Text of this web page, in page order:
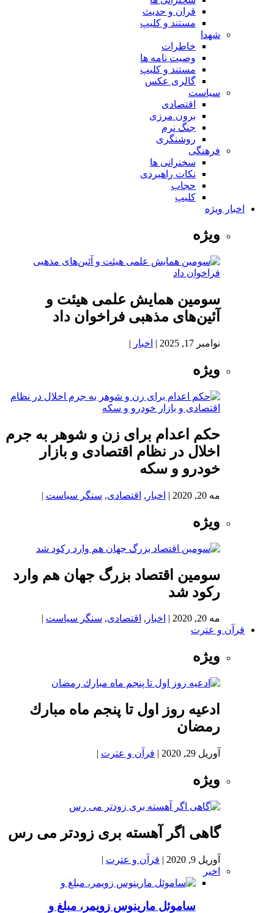
قران و حدیث
مستند و کلیپ
شهدا
خاطرات
وصیت نامه ها
مستند و کلیپ
گالری عکس
سیاست
اقتصادی
برون مرزی
جنگ نرم
روشنگری
فرهنگی
سخنرانی ها
نکات راهبردی
حجاب
کلیپ
اخبار ویژه
ویژه
سومین همایش علمی هیئت و
آئین‌های مذهبی فراخوان داد
نوامبر 17, 2025 | اخبار |
ویژه
حکم اعدام برای زن و شوهر به جرم
اخلال در نظام اقتصادی و بازار
خودرو و سکه
مه 20, 2020 | اخبار , اقتصادی, سنگر سیاست |
ویژه
سومین اقتصاد بزرگ جهان هم وارد
رکود شد
مه 20, 2020 | اخبار , اقتصادی, سنگر سیاست |
قرآن و عترت
ویژه
ادعيه روز اول تا پنجم ماه مبارك
رمضان
آوریل 29, 2020 | قرآن و عترت |
ویژه
گاهی اگر آهسته بری زودتر می رس
آوریل 9, 2020 | قرآن و عترت |
اخیر
ساموئل مارینوس زویمر، مبلغ و